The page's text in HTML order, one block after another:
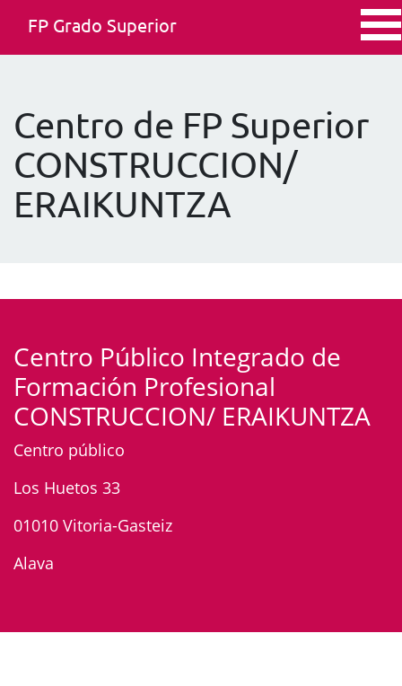
FP Grado Superior
Centro de FP Superior
CONSTRUCCION/
ERAIKUNTZA
Centro Público Integrado de
Formación Profesional
CONSTRUCCION/ ERAIKUNTZA
Centro público
Los Huetos 33
01010 Vitoria-Gasteiz
Alava